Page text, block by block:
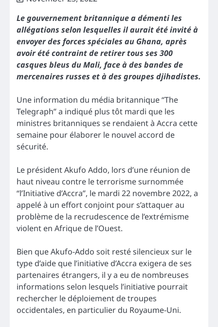
Le gouvernement britannique a démenti les
allégations selon lesquelles il aurait été invité à
envoyer des forces spéciales au Ghana, après
avoir été contraint de retirer tous ses 300
casques bleus du Mali, face à des bandes de
mercenaires russes et à des groupes djihadistes.
Une information du média britannique “The
Telegraph” a indiqué plus tôt mardi que les
ministres britanniques se rendaient à Accra cette
semaine pour élaborer le nouvel accord de
sécurité.
Le président Akufo Addo, lors d’une réunion de
haut niveau contre le terrorisme surnommée
“l’Initiative d’Accra”, le mardi 22 novembre 2022, a
appelé à un effort conjoint pour s’attaquer au
problème de la recrudescence de l’extrémisme
violent en Afrique de l’Ouest.
Bien que Akufo-Addo soit resté silencieux sur le
type d’aide que l’initiative d’Accra exigera de ses
partenaires étrangers, il y a eu de nombreuses
informations selon lesquels l’initiative pourrait
rechercher le déploiement de troupes
occidentales, en particulier du Royaume-Uni.